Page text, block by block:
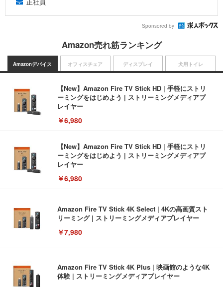
正社員
Sponsored by
Amazon売れ筋ランキング
Amazonデバイス
【New】Amazon Fire TV Stick HD | 手軽にストリ
ーミングをはじめよう | ストリーミングメディアプ
レイヤー
￥6,980
【New】Amazon Fire TV Stick HD | 手軽にストリ
ーミングをはじめよう | ストリーミングメディアプ
レイヤー
￥6,980
Amazon Fire TV Stick 4K Select | 4Kの高画質スト
リーミング | ストリーミングメディアプレイヤー
￥7,980
Amazon Fire TV Stick 4K Plus | 映画館のような4K
体験 | ストリーミングメディアプレイヤー
オフィスチェア ディスプレイ 犬用トイレ